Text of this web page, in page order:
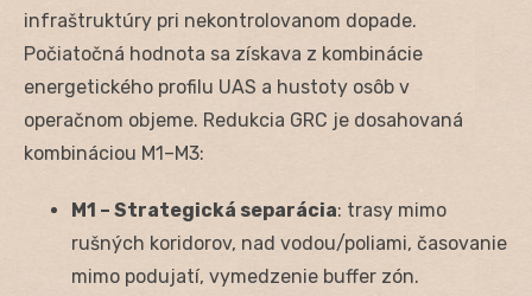
infraštruktúry pri nekontrolovanom dopade.
Počiatočná hodnota sa získava z kombinácie
energetického profilu UAS a hustoty osôb v
operačnom objeme. Redukcia GRC je dosahovaná
kombináciou M1–M3:
M1 – Strategická separácia: trasy mimo
rušných koridorov, nad vodou/poliami, časovanie
mimo podujatí, vymedzenie buffer zón.